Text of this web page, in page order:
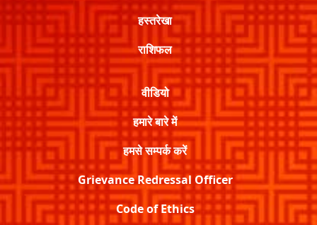
हस्तरेखा
राशिफल
वीडियो
हमारे बारे में
हमसे सम्पर्क करें
Grievance Redressal Officer
Code of Ethics